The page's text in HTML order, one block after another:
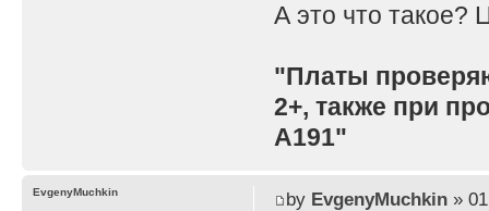
А это что такое?
"Платы
2+, также при
A191"
by EvgenyMuchkin» 01
EvgenyMuchkin